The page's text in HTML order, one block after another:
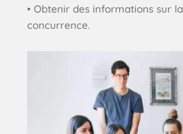
• Obtenir des informations sur la
concurrence.